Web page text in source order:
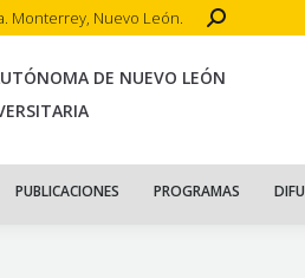
Monterrey, Nuevo León. Search:
DE NUEVO LEÓN
PUBLICACIONES PROGRAMAS
INICIO ACERCA DE